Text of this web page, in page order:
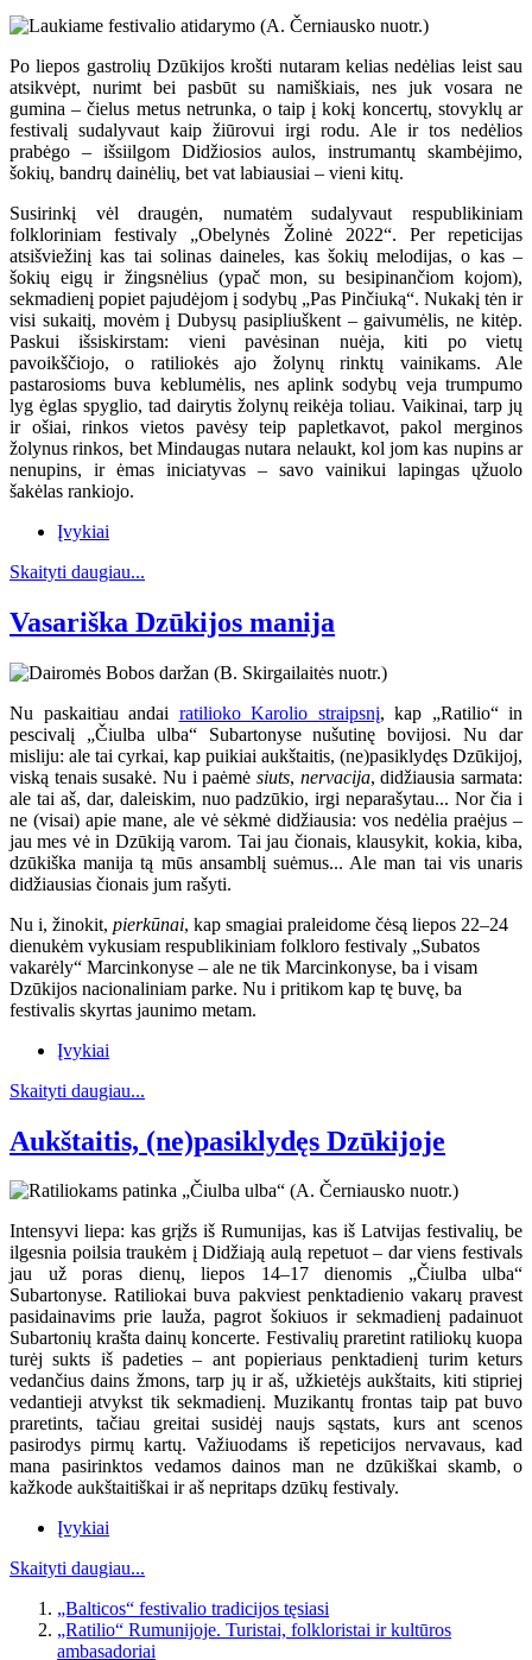
Po liepos gastrolių Dzūkijos krošti nutaram kelias nedėlias leist sau
atsikvėpt, nurimt bei pasbūt su namiškiais, nes juk vosara ne
gumina – čielus metus netrunka, o taip į kokį koncertų, stovyklų ar
festivalį sudalyvaut kaip žiūrovui irgi rodu. Ale ir tos nedėlios
prabėgo – išsiilgom Didžiosios aulos, instrumantų skambėjimo,
šokių, bandrų dainėlių, bet vat labiausiai – vieni kitų.
Susirinkį vėl draugėn, numatėm sudalyvaut respublikiniam
folkloriniam festivaly „Obelynės Žolinė 2022“. Per repeticijas
atsišviežinį kas tai solinas daineles, kas šokių melodijas, o kas –
šokių eigų ir žingsnėlius (ypač mon, su besipinančiom kojom),
sekmadienį popiet pajudėjom į sodybų „Pas Pinčiuką“. Nukakį tėn ir
visi sukaitį, movėm į Dubysų pasipliuškent – gaivumėlis, ne kitėp.
Paskui išsiskirstam: vieni pavėsinan nuėja, kiti po vietų
pavoikščiojo, o ratiliokės ajo žolynų rinktų vainikams. Ale
pastarosioms buva keblumėlis, nes aplink sodybų veja trumpumo
lyg ėglas spyglio, tad dairytis žolynų reikėja toliau. Vaikinai, tarp jų
ir ošiai, rinkos vietos pavėsy teip papletkavot, pakol merginos
žolynus rinkos, bet Mindaugas nutara nelaukt, kol jom kas nupins ar
nenupins, ir ėmas iniciatyvas – savo vainikui lapingas ųžuolo
šakėlas rankiojo.
Įvykiai
Skaityti daugiau...
Vasariška Dzūkijos manija
Nu paskaitiau andai ratilioko Karolio straipsnį, kap „Ratilio“ in
pescivalį „Čiulba ulba“ Subartonyse nušutinę bovijosi. Nu dar
misliju: ale tai cyrkai, kap puikiai aukštaitis, (ne)pasiklydęs Dzūkijoj,
viską tenais susakė. Nu i paėmė siuts, nervacija, didžiausia sarmata:
ale tai aš, dar, daleiskim, nuo padzūkio, irgi neparašytau... Nor čia i
ne (visai) apie mane, ale vė sėkmė didžiausia: vos nedėlia praėjus –
jau mes vė in Dzūkiją varom. Tai jau čionais, klausykit, kokia, kiba,
dzūkiška manija tą mūs ansamblį suėmus... Ale man tai vis unaris
didžiausias čionais jum rašyti.
Nu i, žinokit, pierkūnai, kap smagiai praleidome čėsą liepos 22–24
dienukėm vykusiam respublikiniam folkloro festivaly „Subatos
vakarėly“ Marcinkonyse – ale ne tik Marcinkonyse, ba i visam
Dzūkijos nacionaliniam parke. Nu i pritikom kap tę buvę, ba
festivalis skyrtas jaunimo metam.
Įvykiai
Skaityti daugiau...
Aukštaitis, (ne)pasiklydęs Dzūkijoje
Intensyvi liepa: kas grįžs iš Rumunijas, kas iš Latvijas festivalių, be
ilgesnia poilsia traukėm į Didžiają aulą repetuot – dar viens festivals
jau už poras dienų, liepos 14–17 dienomis „Čiulba ulba“
Subartonyse. Ratiliokai buva pakviest penktadienio vakarų pravest
pasidainavims prie lauža, pagrot šokiuos ir sekmadienį padainuot
Subartonių krašta dainų koncerte. Festivalių praretint ratiliokų kuopa
turėj sukts iš padeties – ant popieriaus penktadienį turim keturs
vedančius dains žmons, tarp jų ir aš, užkietėjs aukštaits, kiti stipriej
vedantieji atvykst tik sekmadienį. Muzikantų frontas taip pat buvo
praretints, tačiau greitai susidėj naujs sąstats, kurs ant scenos
pasirodys pirmų kartų. Važiuodams iš repeticijos nervavaus, kad
mana pasirinktos vedamos dainos man ne dzūkiškai skamb, o
kažkode aukštaitiškai ir aš nepritaps dzūkų festivaly.
Įvykiai
Skaityti daugiau...
„Balticos“ festivalio tradicijos tęsiasi
„Ratilio“ Rumunijoje. Turistai, folkloristai ir kultūros
ambasadoriai